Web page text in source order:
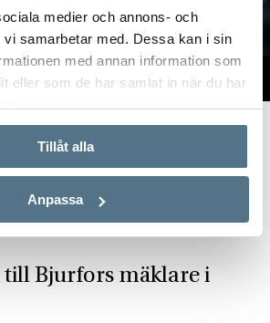
medier och annons- och
samarbetar med. Dessa kan i sin
med annan information som
eller som de har samlat in när du har
Tillåt alla
Anpassa
VÄRDERA
i Kalmar
Bjurfors mäklare i